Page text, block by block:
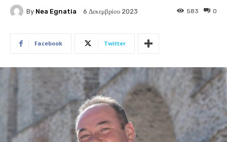
By Nea Egnatia 6 Δεκεμβρίου 2023 0
583
Facebook Twitter